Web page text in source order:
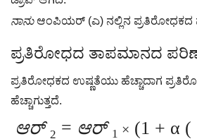
ನಾನುಆಂಪಿಯರ್ (ಎ) ನಲ್ಲಿನ ಪ್ರತಿರೋಧಕದ
ಪ್ರತಿರೋಧದ ತಾಪಮಾನದ
ಪ್ರತಿರೋಧಕದ ಉಷ್ಣತೆಯು ಹೆಚ್ಚಾದಾಗ
ಹೆಚ್ಚಾಗುತ್ತದೆ.
ಆರ್2 = ಆರ್ 1 × (1 + α (